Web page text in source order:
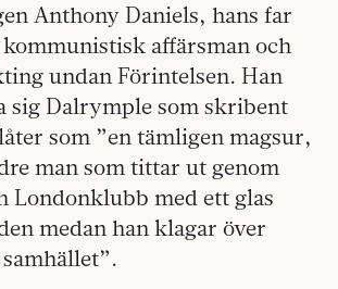
Anthony Daniels, hans far
affärsman och
undan Förintelsen. Han
sig Dalrymple som skribent
som ”en tämligen magsur,
man som tittar ut genom
Londonklubb med ett glas
medan han klagar över